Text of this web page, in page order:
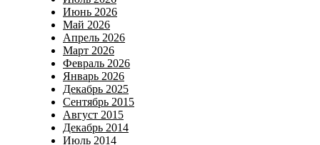
Июнь 2026
Май 2026
Апрель 2026
Март 2026
Февраль 2026
Январь 2026
Декабрь 2025
Сентябрь 2015
Август 2015
Декабрь 2014
Июль 2014